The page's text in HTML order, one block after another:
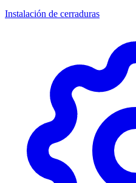
Instalación de cerraduras